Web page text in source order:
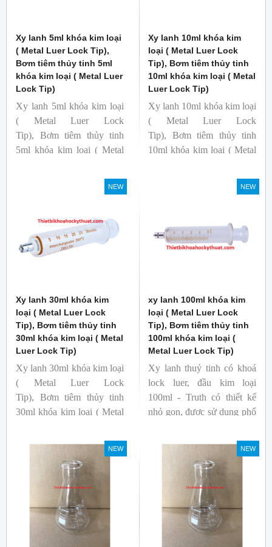
Xy lanh 5ml khóa kim loại
( Metal Luer Lock Tip),
Bơm tiêm thủy tinh 5ml
khóa kim loại ( Metal Luer
Lock Tip)
Xy lanh 5ml khóa kim loại
( Metal Luer Lock
Tip), Bơm tiêm thủy tinh
5ml khóa kim loại ( Metal
Xy lanh 10ml khóa kim
loại ( Metal Luer Lock
Tip), Bơm tiêm thủy tinh
10ml khóa kim loại ( Metal
Luer Lock Tip)
Xy lanh 10ml khóa kim loại
( Metal Luer Lock
Tip), Bơm tiêm thủy tinh
10ml khóa kim loại ( Metal
NEW
Xy lanh 30ml khóa kim
loại ( Metal Luer Lock
Tip), Bơm tiêm thủy tinh
30ml khóa kim loại ( Metal
Luer Lock Tip)
Xy lanh 30ml khóa kim loại
( Metal Luer Lock
Tip), Bơm tiêm thủy tinh
30ml khóa kim loại ( Metal
Cat no: 01-11-02-07
Vạch chia: 1ml
NEW
xy lanh 100ml khóa kim
loại ( Metal Luer Lock
Tip), Bơm tiêm thủy tinh
100ml khóa kim loại (
Metal Luer Lock Tip)
Xy lanh thuỷ tinh có khoá
lock luer, đầu kim loại
100ml - Truth có thiết kế
nhỏ gọn, được sử dụng phổ
NEW NEW